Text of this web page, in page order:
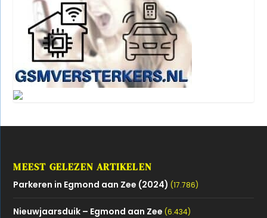
MEEST GELEZEN ARTIKELEN
Parkeren in Egmond aan Zee (2024) (17.786)
Nieuwjaarsduik – Egmond aan Zee (6.434)